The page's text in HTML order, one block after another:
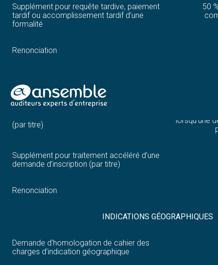
Aller
au
Supplément pour requête tardive, paiement
tardif ou accomplissement tardif d’une
formalité
50
Renonciation
juridique ou d’adresse
(par titre)
lorsqu’une
Supplément pour traitement accéléré d’une
demande d’inscription (par titre)
Renonciation
INDICATIONS GÉOGRAPHIQUES
Demande d’homologation de cahier des
charges d’indication géographique